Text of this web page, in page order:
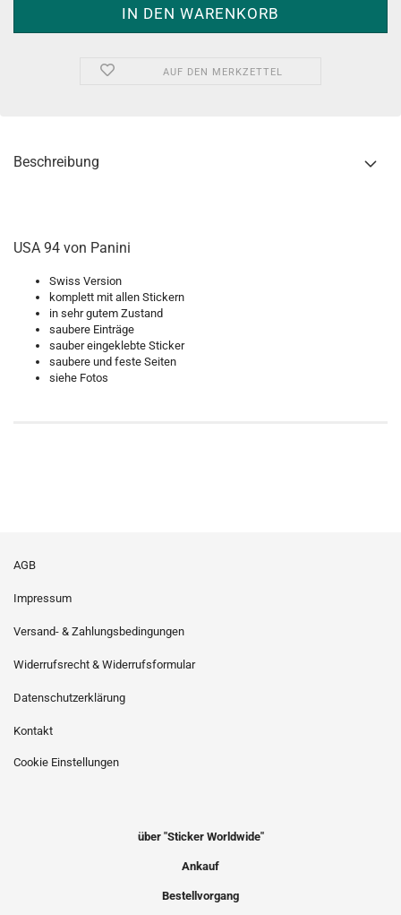
AUF DEN MERKZETTEL
Beschreibung
USA 94 von Panini
Swiss Version
komplett mit allen Stickern
in sehr gutem Zustand
saubere Einträge
sauber eingeklebte Sticker
saubere und feste Seiten
siehe Fotos
AGB
Impressum
Versand- & Zahlungsbedingungen
Widerrufsrecht & Widerrufsformular
Datenschutzerklärung
Kontakt
Cookie Einstellungen
über "Sticker Worldwide"
Ankauf
Bestellvorgang